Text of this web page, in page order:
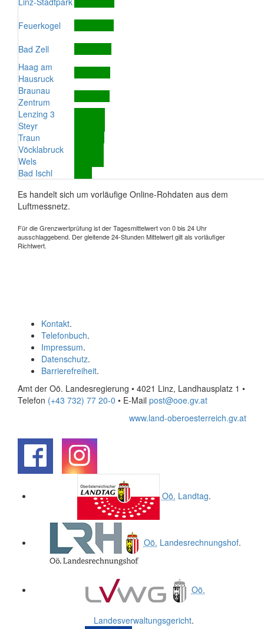
Feuerkogel
Bad Zell
Haag am
Hausruck
Braunau
Zentrum
Lenzing 3
Steyr
Traun
Vöcklabruck
Wels
Bad Ischl
Es handelt sich um vorläufige Online-Rohdaten aus dem
Luftmessnetz.
Für die Grenzwertprüfung ist der Tagesmittelwert von 0 bis 24 Uhr
ausschlaggebend. Der gleitende 24-Stunden Mittelwert gilt als vorläufiger
Richtwert.
Kontakt.
Telefonbuch.
Impressum.
Datenschutz.
Barrierefreiheit.
Amt der Oö. Landesregierung • 4021 Linz, Landhausplatz 1 •
Telefon (+43 732) 77 20-0 • E-Mail post@ooe.gv.at
www.land-oberoesterreich.gv.at
Oö. Landtag.
Oö. Landesrechnungshof.
Oö.
Landesverwaltungsgericht.